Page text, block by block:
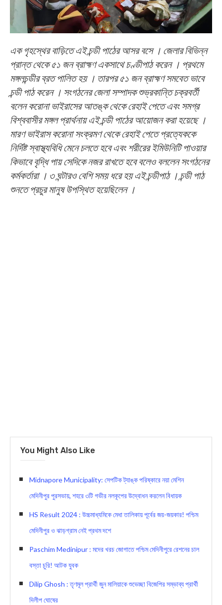
এক গৃহস্থের বাড়িতে এই চন্ডী পাঠের আসর বসে । জেলার বিভিন্ন
প্রান্ত থেকে ৫১ জন ব্রাহ্মণ একসাথে চণ্ডীপাঠ করেন । প্রথমে
মঙ্গলচন্ডীর ব্রত পালিত হয় । তারপর ৫‍১ জন ব্রাহ্মণ সমবেত ভাবে
চন্ডী পাঠ করেন । সংগঠনের জেলা সম্পাদক শুভ্রকান্তি চক্রবর্তী
বলেন করোনা ভাইরাসের আতঙ্ক থেকে রেহাই পেতে এবং সমগ্র
বিশ্ববাসীর মঙ্গল প্রার্থনায় এই চন্ডী পাঠের আয়োজন করা হয়েছে ।
মারণ ভাইরাস করোনা সংক্রমণ থেকে রেহাই পেতে প্রত্যেককে
নির্দিষ্ট স্বাস্থ্যবিধি মেনে চলতে হবে এবং শরীরের ইমিউনিটি পাওয়ার
কিভাবে বৃদ্ধি পায় সেদিকে নজর রাখতে হবে বলেও বললেন সংগঠনের
কর্মকর্তারা । ৩ ঘন্টারও বেশি সময় ধরে হয় এই চন্ডীপাঠ । চন্ডী পাঠ
শুনতে প্রচুর মানুষ উপস্থিত হয়েছিলেন ।
You Might Also Like
Midnapore Municipality: সেপটিক ট্যাঙ্ক পরিষ্কারে নয়া মেশিন
মেদিনীপুর পুরসভায়, শহরে ৩টি গভীর নলকূপের উদ্বোধন করলেন বিধায়ক
HS Result 2024 : উচ্চমাধ্যমিকে মেধা তালিকায় পূর্বের জয়-জয়কার! পশ্চিম
মেদিনীপুর ও ঝাড়গ্রাম নেই প্রথম দশে
Paschim Medinipur : মদের খরচ জোগাতে পশ্চিম মেদিনীপুরে রেশনের চাল
বস্তা চুরি! আটক যুবক
Dilip Ghosh : তৃণমূল প্রার্থী জুন মালিয়াকে শুভেচ্ছা বিজেপির সম্ভাব্য প্রার্থী
দিলীপ ঘোষের